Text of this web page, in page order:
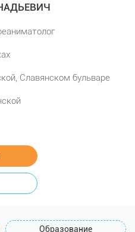
Славянском бульваре
Образование